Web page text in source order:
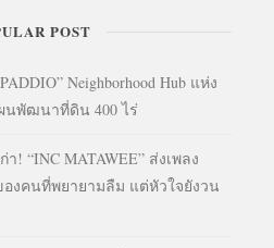
POST
Neighborhood Hub แห่ง
นพัฒนาที่ดิน 400 ไร่
! “INC MATAWEE” ส่งเพลง
องคนที่พยายามลืม แต่หัวใจยังวน